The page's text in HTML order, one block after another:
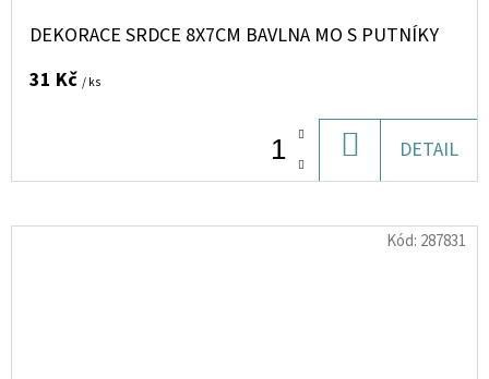
DEKORACE SRDCE 8X7CM BAVLNA MO S PUTNÍKY
31 Kč / ks
KOŠÍKU
DETAIL
Kód: 287831